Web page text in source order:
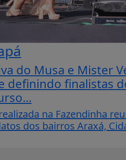
do Musa e Mister
definindo finalistas
na Fazendinha
dos bairros Araxá,